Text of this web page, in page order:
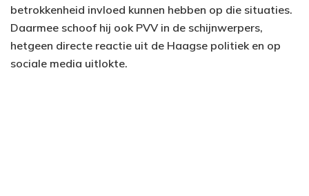
betrokkenheid invloed kunnen hebben op die situaties.
Daarmee schoof hij ook PVV in de schijnwerpers,
hetgeen directe reactie uit de Haagse politiek en op
sociale media uitlokte.